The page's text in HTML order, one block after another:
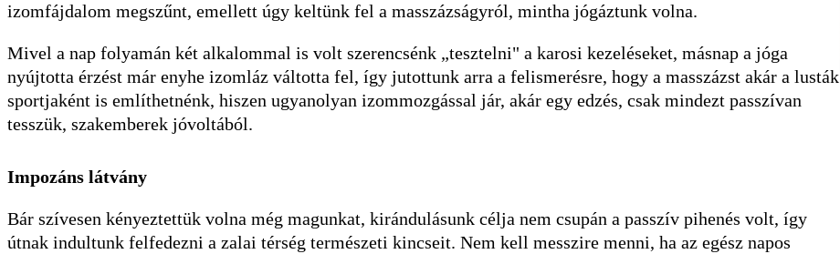
izomfájdalom megszűnt, emellett úgy keltünk fel a masszázságyról, mintha jógáztunk volna.
Mivel a nap folyamán két alkalommal is volt szerencsénk „tesztelni" a karosi kezeléseket, másnap a jóga
nyújtotta érzést már enyhe izomláz váltotta fel, így jutottunk arra a felismerésre, hogy a masszázst akár a lusták
sportjaként is említhetnénk, hiszen ugyanolyan izommozgással jár, akár egy edzés, csak mindezt passzívan
tesszük, szakemberek jóvoltából.
Impozáns látvány
Bár szívesen kényeztettük volna még magunkat, kirándulásunk célja nem csupán a passzív pihenés volt, így
útnak indultunk felfedezni a zalai térség természeti kincseit. Nem kell messzire menni, ha az egész napos